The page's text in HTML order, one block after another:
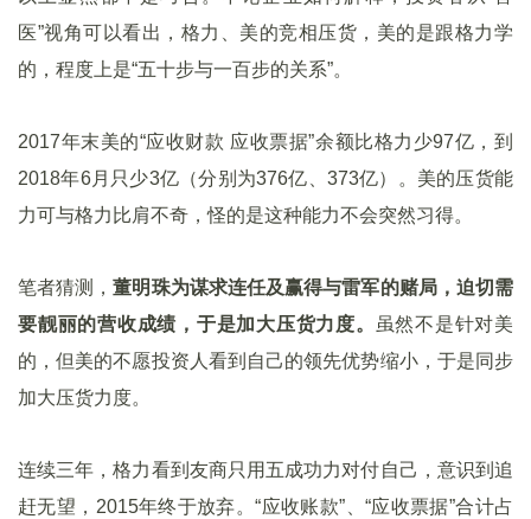
医”视角可以看出，格力、美的竞相压货，美的是跟格力学
的，程度上是“五十步与一百步的关系”。
2017年末美的“应收财款 应收票据”余额比格力少97亿，到
2018年6月只少3亿（分别为376亿、373亿）。美的压货能
力可与格力比肩不奇，怪的是这种能力不会突然习得。
笔者猜测，董明珠为谋求连任及赢得与雷军的赌局，迫切需
要靓丽的营收成绩，于是加大压货力度。
虽然不是针对美
的，但美的不愿投资人看到自己的领先优势缩小，于是同步
加大压货力度。
连续三年，格力看到友商只用五成功力对付自己，意识到追
赶无望，2015年终于放弃。“应收账款”、“应收票据”合计占